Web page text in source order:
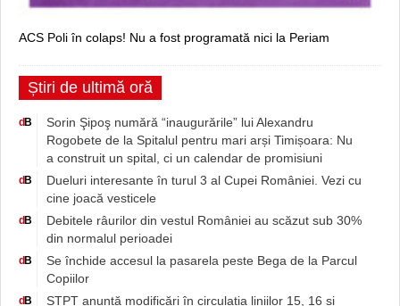
ACS Poli în colaps! Nu a fost programată nici la Periam
Știri de ultimă oră
d B
Sorin Şipoş numără “inaugurările” lui Alexandru
Rogobete de la Spitalul pentru mari arși Timișoara: Nu
a construit un spital, ci un calendar de promisiuni
d B
Dueluri interesante în turul 3 al Cupei României. Vezi cu
cine joacă vesticele
d B
Debitele râurilor din vestul României au scăzut sub 30%
din normalul perioadei
d B
Se închide accesul la pasarela peste Bega de la Parcul
Copiilor
d B STPT anunță modificări în circulația liniilor 15, 16 și